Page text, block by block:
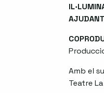
Amb el
Teatre